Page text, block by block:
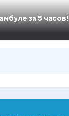
за 5 часов!